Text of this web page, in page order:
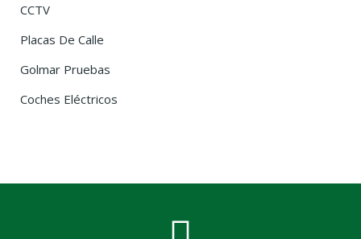
CCTV
Placas De Calle
Golmar Pruebas
Coches Eléctricos